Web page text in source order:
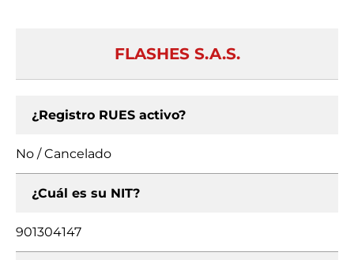
FLASHES S.A.S.
¿Registro RUES activo?
No / Cancelado
¿Cuál es su NIT?
901304147